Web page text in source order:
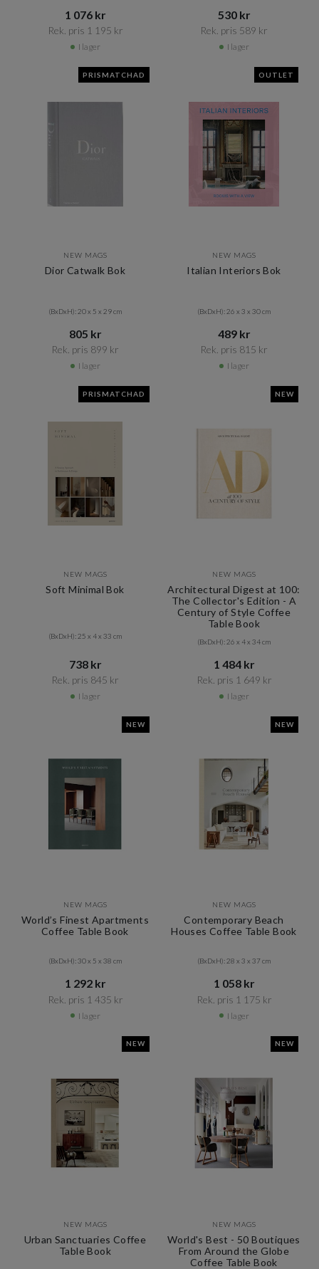
1 076 kr​​
Rek. pris 1 195 kr​​
I lager
530 kr​​
Rek. pris 589 kr​​
I lager
PRISMATCHAD
NEW MAGS
Dior Catwalk Bok
(BxDxH): 20 x 5 x 29 cm
805 kr​​
Rek. pris 899 kr​​
I lager
OUTLET
NEW MAGS
Italian Interiors Bok
(BxDxH): 26 x 3 x 30 cm
489 kr​​
Rek. pris 815 kr​​
I lager
PRISMATCHAD
NEW MAGS
Soft Minimal Bok
(BxDxH): 25 x 4 x 33 cm
738 kr​​
Rek. pris 845 kr​​
I lager
NEW
NEW MAGS
Architectural Digest at 100:
The Collector's Edition - A
Century of Style Coffee
Table Book
(BxDxH): 26 x 4 x 34 cm
1 484 kr​​
Rek. pris 1 649 kr​​
I lager
NEW
NEW MAGS
World’s Finest Apartments
Coffee Table Book
(BxDxH): 30 x 5 x 38 cm
1 292 kr​​
Rek. pris 1 435 kr​​
I lager
NEW
NEW MAGS
Contemporary Beach
Houses Coffee Table Book
(BxDxH): 28 x 3 x 37 cm
1 058 kr​​
Rek. pris 1 175 kr​​
I lager
NEW
NEW MAGS
Urban Sanctuaries Coffee
Table Book
NEW
NEW MAGS
World's Best - 50 Boutiques
From Around the Globe
Coffee Table Book